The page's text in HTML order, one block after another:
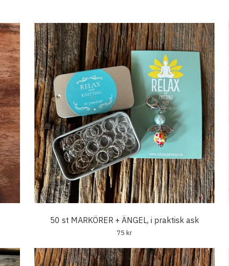
50 st MARKÖRER + ÄNGEL, i praktisk ask
75 kr